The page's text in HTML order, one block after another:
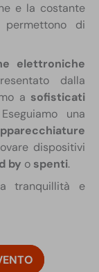
e la costante
di
elettroniche
dalla
a sofisticati
una
dispositivi
by o spenti.
tranquillità e